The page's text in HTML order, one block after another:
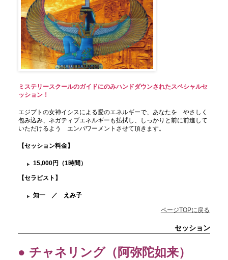
ミステリースクールのガイドにのみハンドダウンされたスペシャルセ
ッション！
エジプトの女神イシスによる愛のエネルギーで、あなたを やさしく
包み込み、ネガティブエネルギーも払拭し、しっかりと前に前進して
いただけるよう エンパワーメントさせて頂きます。
【セッション料金】
15,000円（1時間）
【セラピスト】
知一 ／ えみ子
ページTOPに戻る
セッション
● チャネリング（阿弥陀如来）